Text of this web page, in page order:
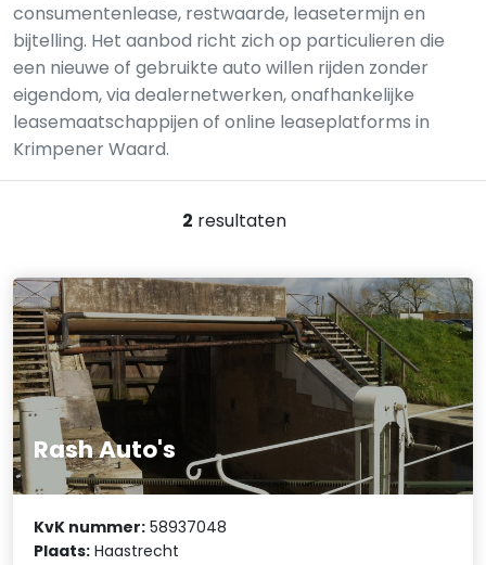
consumentenlease, restwaarde, leasetermijn en
bijtelling. Het aanbod richt zich op particulieren die
een nieuwe of gebruikte auto willen rijden zonder
eigendom, via dealernetwerken, onafhankelijke
leasemaatschappijen of online leaseplatforms in
Krimpener Waard.
2 resultaten
Rash Auto's
KvK nummer: 58937048
Plaats: Haastrecht